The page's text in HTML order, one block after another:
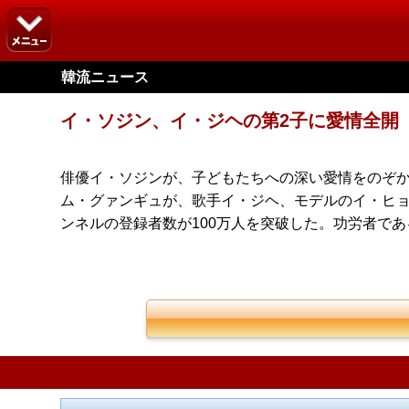
韓流ニュース
イ・ソジン、イ・ジヘの第2子に愛情全開
俳優イ・ソジンが、子どもたちへの深い愛情をのぞ
ム・グァンギュが、歌手イ・ジヘ、モデルのイ・ヒ
ンネルの登録者数が100万人を突破した。功労者であ